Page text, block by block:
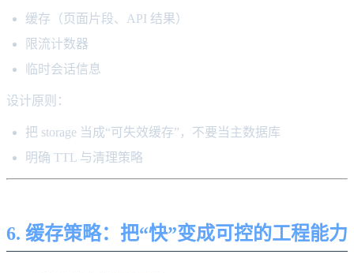
缓存（页面片段、API 结果）
限流计数器
临时会话信息
设计原则：
把 storage 当成“可失效缓存”，不要当主数据库
明确 TTL 与清理策略
6. 缓存策略：把“快”变成可控的工程能力